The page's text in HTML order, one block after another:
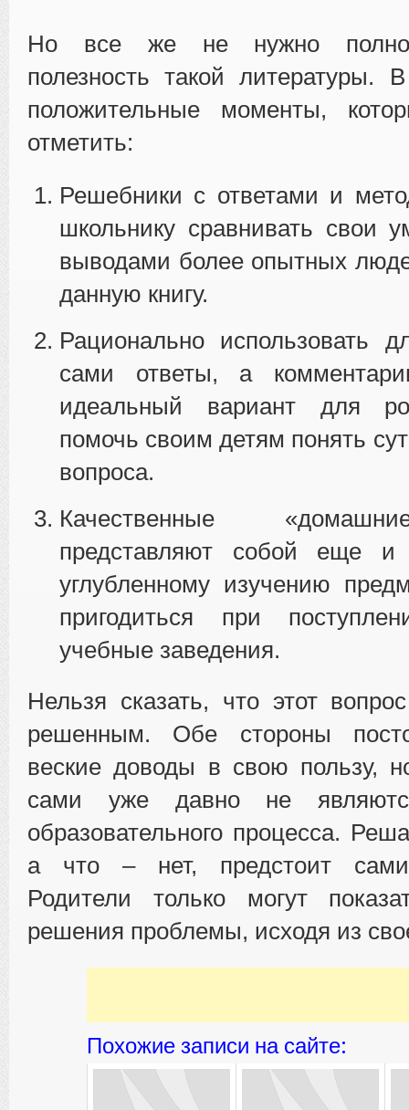
Но все же не нужно
полезность такой литературы.
положительные моменты,
отметить:
Решебники с ответами и
школьнику сравнивать свои
выводами более опытных
данную книгу.
Рационально использовать
сами ответы, а
идеальный вариант для
помочь своим детям понять
вопроса.
Качественные
представляют собой еще и
углубленному изучению
пригодиться при
учебные заведения.
Нельзя сказать, что этот
решенным. Обе стороны
веские доводы в свою пользу,
сами уже давно не
образовательного процесса.
а что – нет, предстоит
Родители только могут
решения проблемы, исходя из
Похожие записи на сайте: